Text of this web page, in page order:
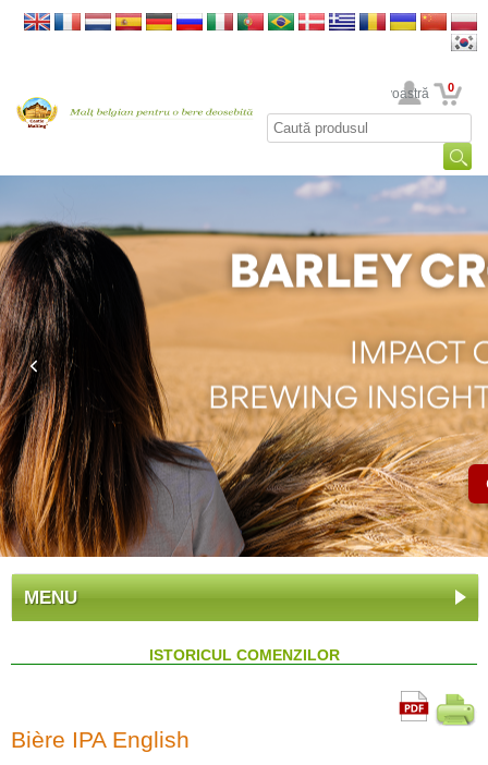
Contul dumneavoastră 0
MENU
ISTORICUL COMENZILOR
Bière IPA English